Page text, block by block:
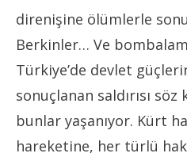
direnişine ölümlerle
Berkinler… Ve
Türkiye’de devlet
sonuçlanan saldırısı
bunlar yaşanıyor. Kürt
hareketine, her türlü